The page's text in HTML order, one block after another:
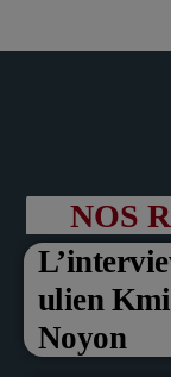
NOS
ulien
Noyon